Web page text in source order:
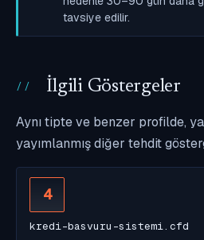
tavsiye edilir.
İlgili Göstergeler
Aynı tipte ve benzer profilde,
yayımlanmış diğer tehdit
4
kredi-basvuru-sistemi.cfd